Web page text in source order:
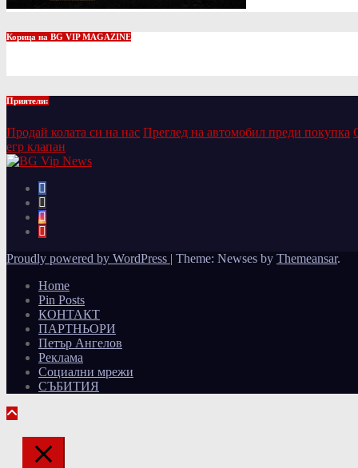
Корица на BG VIP MAGAZINE
Приятели:
Продай колата си на нас Преглед на автомобил преди покупка
егр клапан
Proudly powered by WordPress | Theme: Newses by Themeansar.
Home
Pin Posts
КОНТАКТ
ПАРТНЬОРИ
Петър Ангелов
Реклама
Социални мрежи
СЪБИТИЯ